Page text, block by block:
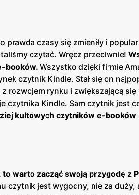
czasy się zmieniły i
czytać. Wręcz przeciwnie!
booków. Wszystko dzięki firmie
czytnik Kindle. Stał się on
rozwojem rynku i zwiększającą
czytnika Kindle. Sam czytnik jest
kultowych czytników e-
to warto zacząć swoją przygodę z
czytnik jest wygodny, nie za